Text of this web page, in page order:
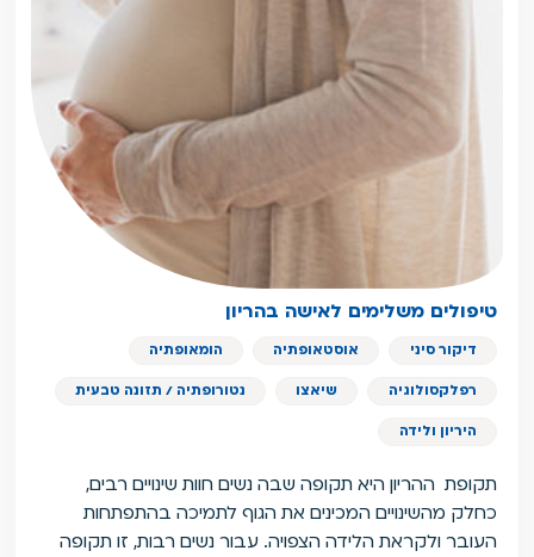
טיפולים משלימים לאישה בהריון
דיקור סיני אוסטאופתיה הומאופתיה
רפלקסולוגיה שיאצו נטורופתיה / תזונה טבעית
היריון ולידה
תקופת ההריון היא תקופה שבה נשים חוות שינויים רבים,
כחלק מהשינויים המכינים את הגוף לתמיכה בהתפתחות
העובר ולקראת הלידה הצפויה. עבור נשים רבות, זו תקופה